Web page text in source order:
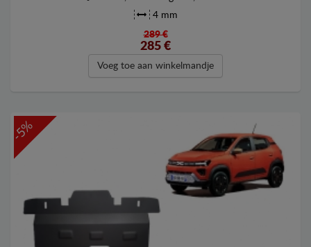
4 mm
289 €
285 €
Voeg toe aan winkelmandje
-5%